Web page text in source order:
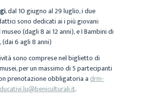
, dal 10 giugno al 29 luglio, i due
sono dedicati ai i più giovani:
(dagli 8 ai 12 anni), e I Bambini di
(dai 6 agli 8 anni)
sono comprese nel biglietto di
per un massimo di 5 partecipanti
prenotazione obbligatoria adrm-
.